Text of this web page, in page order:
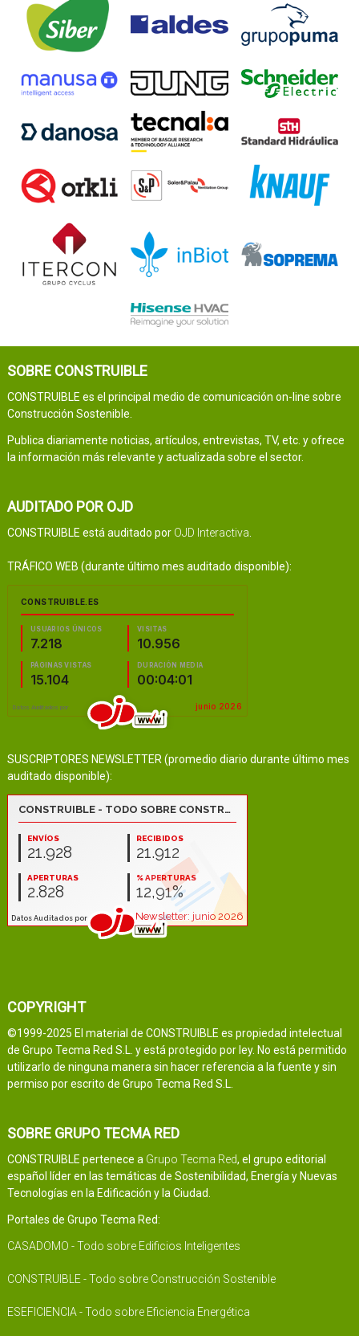
SOBRE CONSTRUIBLE
CONSTRUIBLE es el principal medio de comunicación on-line sobre
Construcción Sostenible.
Publica diariamente noticias, artículos, entrevistas, TV, etc. y ofrece
la información más relevante y actualizada sobre el sector.
AUDITADO POR OJD
CONSTRUIBLE está auditado por OJD Interactiva
TRÁFICO WEB (durante último mes auditado disponible):
SUSCRIPTORES NEWSLETTER (promedio diario durante último mes
auditado disponible):
COPYRIGHT
©1999-2025 El material de CONSTRUIBLE es propiedad intelectual
de Grupo Tecma Red S.L. y está protegido por ley. No está permitido
utilizarlo de ninguna manera sin hacer referencia a la fuente y sin
permiso por escrito de Grupo Tecma Red S.L.
SOBRE GRUPO TECMA RED
CONSTRUIBLE pertenece a Grupo Tecma Red, el grupo editorial
español líder en las temáticas de Sostenibilidad, Energía y Nuevas
Tecnologías en la Edificación y la Ciudad.
Portales de Grupo Tecma Red:
CASADOMO - Todo sobre Edificios Inteligentes
CONSTRUIBLE - Todo sobre Construcción Sostenible
ESEFICIENCIA - Todo sobre Eficiencia Energética